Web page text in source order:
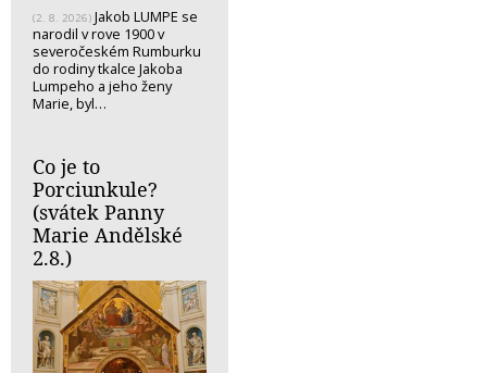
(2. 8. 2026) Jakob LUMPE se
narodil v rove 1900 v
severočeském Rumburku
do rodiny tkalce Jakoba
Lumpeho a jeho ženy
Marie, byl…
Co je to
Porciunkule?
(svátek Panny
Marie Andělské
2.8.)